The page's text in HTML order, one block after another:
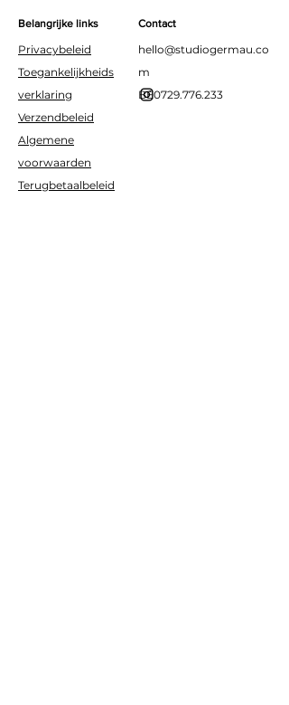
Belangrijke links
Privacybeleid
Toegankelijkheids
verklaring
Verzendbeleid
Algemene
voorwaarden
Terugbetaalbeleid
Contact
hello@studiogermau.co
m
BE0729.776.233